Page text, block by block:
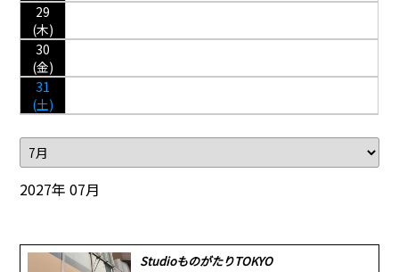
29
(木)
30
(金)
31
(土)
2027年 07月
StudioものがたりTOKYO